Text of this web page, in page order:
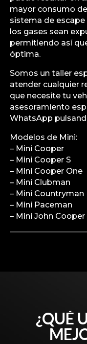
mayor consumo
sistema de escape
los gases sean
permitiendo así
óptima.
Somos un taller
atender cualquier
que necesite tu
asesoramiento
WhatsApp
Modelos de Mini:
– Mini Cooper
– Mini Cooper S
– Mini Cooper One
– Mini Clubman
– Mini Countryman
– Mini Paceman
– Mini John
¿QUÉ